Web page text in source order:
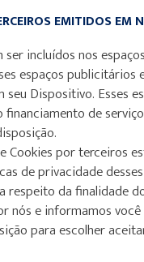
EMITIDOS EM
ser incluídos nos
espaços publicitários
seu Dispositivo. Esses
de
Cookies por terceiros
de privacidade
respeito da finalidade
nós e informamos
para escolher